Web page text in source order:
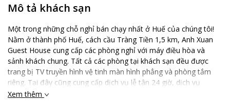
Mô tả khách sạn
Một trong những chỗ nghỉ bán chạy nhất ở Huế của chúng tôi!
Nằm ở thành phố Huế, cách cầu Tràng Tiền 1,5 km, Anh Xuan
Guest House cung cấp các phòng nghỉ với máy điều hòa và
sảnh khách chung. Tất cả các phòng tại khách sạn đều được
trang bị TV truyền hình vệ tinh màn hình phẳng và phòng tắm
riêng. Tại đây cũng cung cấp dịch vụ lễ tân 24 giờ, dịch vụ
phòng và dịch vụ thu đổi ngoại tệ cho khách. Phòng nghỉ còn có
Xem thêm